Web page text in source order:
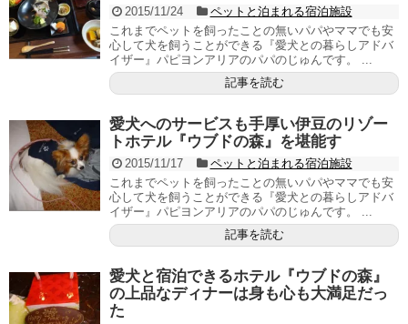
2015/11/24
ペットと泊まれる宿泊施設
これまでペットを飼ったことの無いパパやママでも安
心して犬を飼うことができる『愛犬との暮らしアドバ
イザー』パピヨンアリアのパパのじゅんです。 ...
記事を読む
愛犬へのサービスも手厚い伊豆のリゾー
トホテル『ウブドの森』を堪能す
2015/11/17
ペットと泊まれる宿泊施設
これまでペットを飼ったことの無いパパやママでも安
心して犬を飼うことができる『愛犬との暮らしアドバ
イザー』パピヨンアリアのパパのじゅんです。 ...
記事を読む
愛犬と宿泊できるホテル『ウブドの森』
の上品なディナーは身も心も大満足だっ
た